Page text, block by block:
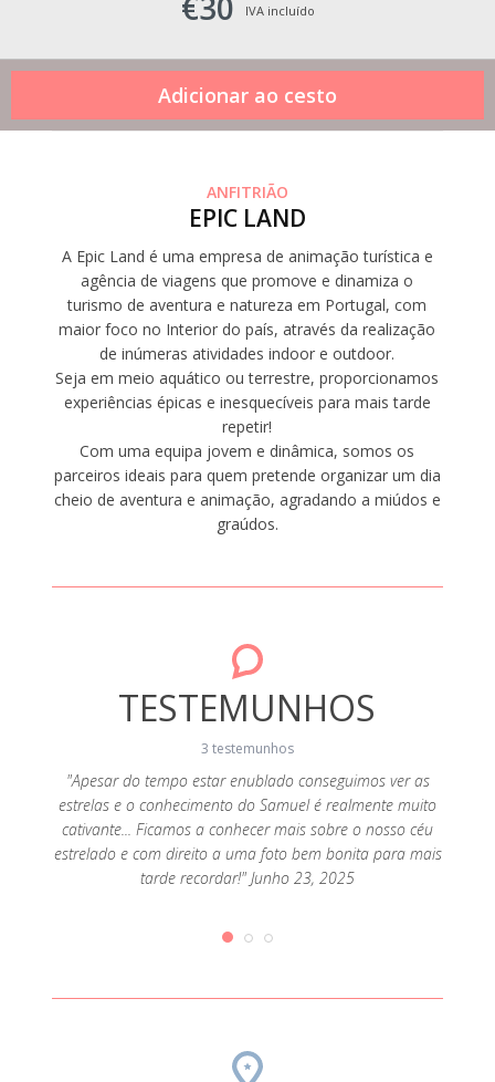
IVA incluído
ANFITRIÃO
EPIC LAND
A Epic Land é uma empresa de animação turística e
agência de viagens que promove e dinamiza o
turismo de aventura e natureza em Portugal, com
maior foco no Interior do país, através da realização
de inúmeras atividades indoor e outdoor.
Seja em meio aquático ou terrestre, proporcionamos
experiências épicas e inesquecíveis para mais tarde
repetir!
Com uma equipa jovem e dinâmica, somos os
parceiros ideais para quem pretende organizar um dia
cheio de aventura e animação, agradando a miúdos e
graúdos.
TESTEMUNHOS
3 testemunhos
"Apesar do tempo estar enublado conseguimos ver as
estrelas e o conhecimento do Samuel é realmente muito
cativante... Ficamos a conhecer mais sobre o nosso céu
estrelado e com direito a uma foto bem bonita para mais
tarde recordar!" Junho 23, 2025